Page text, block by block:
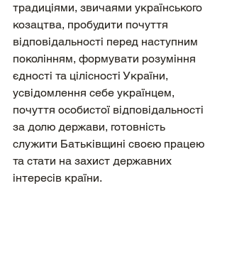
традиціями, звичаями українського
козацтва, пробудити почуття
відповідальності перед наступним
поколінням, формувати розуміння
єдності та цілісності України,
усвідомлення себе українцем,
почуття особистої відповідальності
за долю держави, готовність
служити Батьківщині своєю працею
та стати на захист державних
інтересів країни.